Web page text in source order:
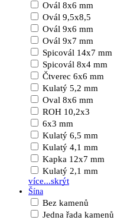
Ovál 8x6 mm
Ovál 9,5x8,5
Ovál 9x6 mm
Ovál 9x7 mm
Spicovál 14x7 mm
Spicovál 8x4 mm
Čtverec 6x6 mm
Kulatý 5,2 mm
Oval 8x6 mm
ROH 10,2x3
6x3 mm
Kulatý 6,5 mm
Kulatý 4,1 mm
Kapka 12x7 mm
Kulatý 2,1 mm
více...skrýt
Šína
Bez kamenů
Jedna řada kamenů